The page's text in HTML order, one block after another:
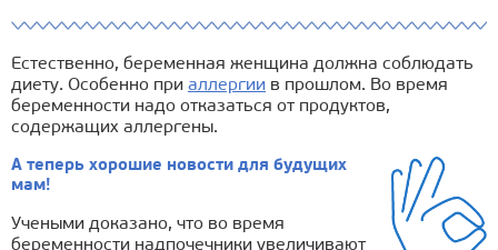
Естественно, беременная женщина должна соблюдать
диету. Особенно при аллергии в прошлом. Во время
беременности надо отказаться от продуктов,
содержащих аллергены.
А теперь хорошие новости для будущих
мам!
Учеными доказано, что во время
беременности надпочечники увеличивают